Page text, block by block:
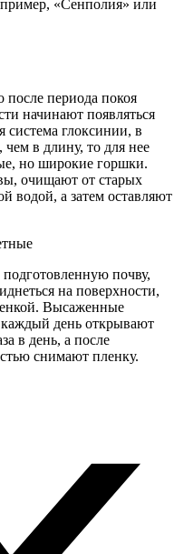
«Сенполия» или
периода покоя
начинают появляться
система глоксинии, в
чем в длину, то для нее
но широкие горшки.
очищают от старых
водой, а затем оставляют
почву,
на поверхности,
Высаженные
каждый день открывают
в день, а после
снимают пленку.